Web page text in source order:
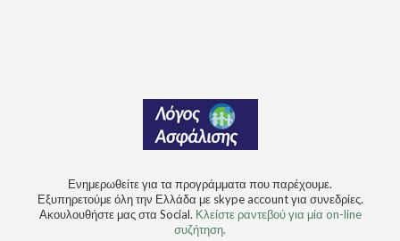
Ενημερωθείτε για τα προγράμματα που παρέχουμε.
Εξυπηρετούμε όλη την Ελλάδα με skype account για συνεδρίες.
Ακουλουθήστε μας στα Social. Κλείστε ραντεβού για μία on-line
συζήτηση.